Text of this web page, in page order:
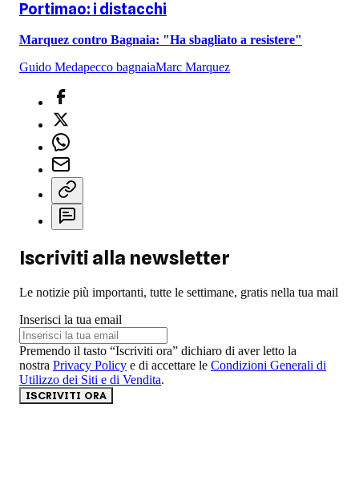
Portimao: i distacchi
Marquez contro Bagnaia: "Ha sbagliato a resistere"
Guido Medapecco bagnaiaMarc Marquez
Iscriviti alla newsletter
Le notizie più importanti, tutte le settimane, gratis nella tua mail
Inserisci la tua email
Premendo il tasto “Iscriviti ora” dichiaro di aver letto la
nostra Privacy Policy e di accettare le Condizioni Generali di
Utilizzo dei Siti e di Vendita.
ISCRIVITI ORA